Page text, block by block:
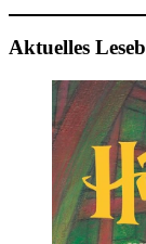
Aktuelles